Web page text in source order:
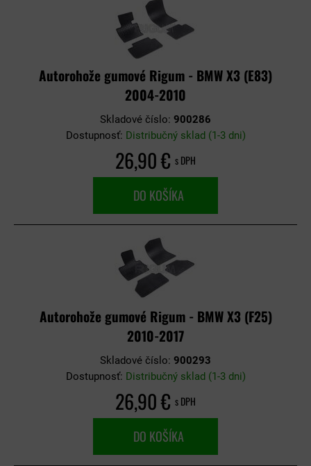
Autorohože gumové Rigum - BMW X3 (E83)
2004-2010
Skladové číslo: 900286
Dostupnosť: Distribučný sklad (1-3 dni)
26,90 € s DPH
DO KOŠÍKA
Autorohože gumové Rigum - BMW X3 (F25)
2010-2017
Skladové číslo: 900293
Dostupnosť: Distribučný sklad (1-3 dni)
26,90 € s DPH
DO KOŠÍKA